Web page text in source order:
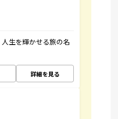
生を輝かせる旅の名
詳細を見る